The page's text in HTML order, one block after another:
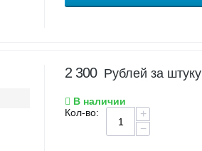
2 300 Рублей за штуку
В наличии
Кол-во:
+
−